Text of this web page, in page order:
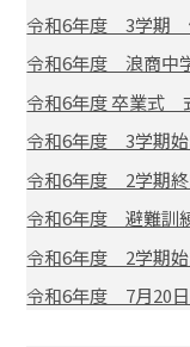
令和6年度 3学期
令和6年度 浪商中
令和6年度 卒業式
令和6年度 3学期
令和6年度 2学期
令和6年度 避難訓
令和6年度 2学期
令和6年度 7月20